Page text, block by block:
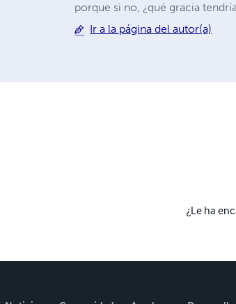
porque si no, ¿qué gracia
Ir a la página del autor(a)
¿Le ha